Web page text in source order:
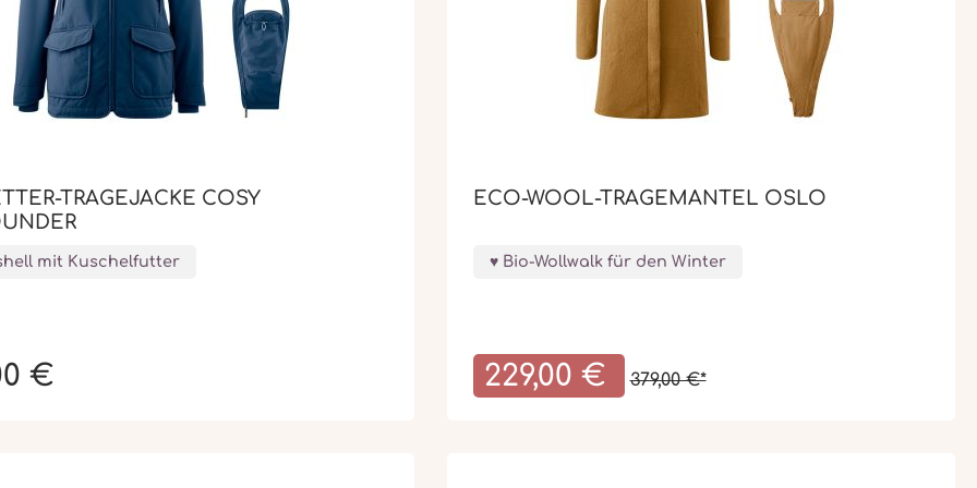
TRAGEJACKE COSY
mit Kuschelfutter
€
ECO-WOOL-TRAGEMANTEL OSLO
Bio-Wollwalk für den Winter
229,00 € 379,00 €*